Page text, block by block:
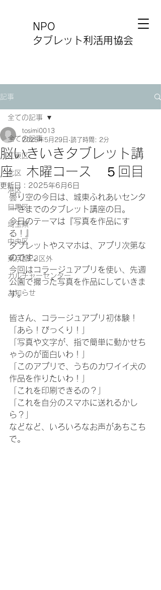
NPO
タブレット利活用協会
記事
全ての記事
江東区
北区
港区
目黒区
埼玉県
中央区
東京都23区外
カルチャーセンター
お知らせ
全ての記事
脳いきいきタブレット講
座 木曜コース ５回目
tosimi0013
2025年5月29日 読了時間: 2分
更新日： 2025年6月6日
曇り空の今日は、城東ふれあいセンタ
ーさまでのタブレット講座の日。
今日のテーマは『写真を作品にす
る！』
タブレットやスマホは、アプリ次第な
のです。
今回はコラージュアプリを使い、先週
公園で撮った写真を作品にしていきま
す。
皆さん、コラージュアプリ初体験！
「あら！びっくり！」
「写真や文字が、指で簡単に動かせち
ゃうのが面白いわ！」
「このアプリで、うちのカワイイ犬の
作品を作りたいわ！」
「これを印刷できるの？」
「これを自分のスマホに送れるかし
ら？」
などなど、いろいろなお声があちこち
で。